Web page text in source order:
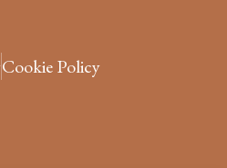
Cookie Policy